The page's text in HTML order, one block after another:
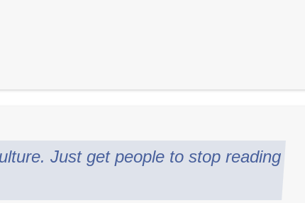
Just get people to stop reading